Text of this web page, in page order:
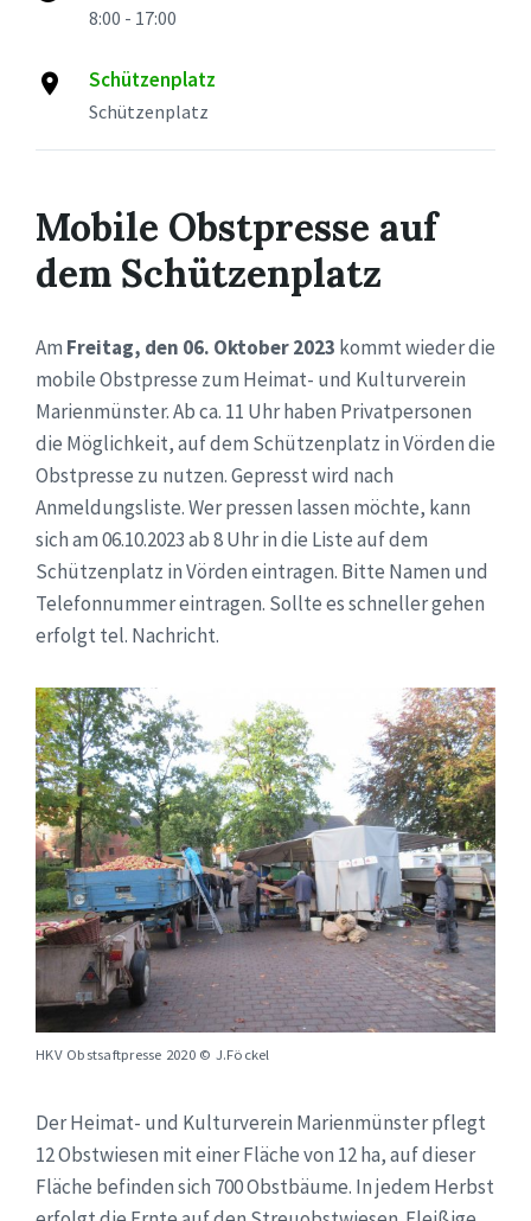
8:00 - 17:00
Schützenplatz
Schützenplatz
Mobile Obstpresse auf
dem Schützenplatz
Am Freitag, den 06. Oktober 2023 kommt wieder die
mobile Obstpresse zum Heimat- und Kulturverein
Marienmünster. Ab ca. 11 Uhr haben Privatpersonen
die Möglichkeit, auf dem Schützenplatz in Vörden die
Obstpresse zu nutzen. Gepresst wird nach
Anmeldungsliste. Wer pressen lassen möchte, kann
sich am 06.10.2023 ab 8 Uhr in die Liste auf dem
Schützenplatz in Vörden eintragen. Bitte Namen und
Telefonnummer eintragen. Sollte es schneller gehen
erfolgt tel. Nachricht.
HKV Obstsaftpresse 2020 © J.Föckel
Der Heimat- und Kulturverein Marienmünster pflegt
12 Obstwiesen mit einer Fläche von 12 ha, auf dieser
Fläche befinden sich 700 Obstbäume. In jedem Herbst